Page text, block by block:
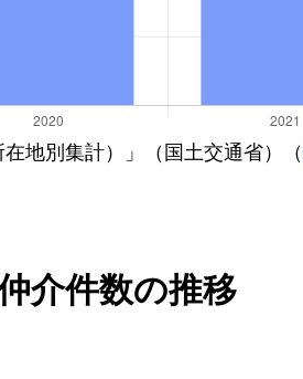
地別集計）」（国土交通省）（
介件数の推移